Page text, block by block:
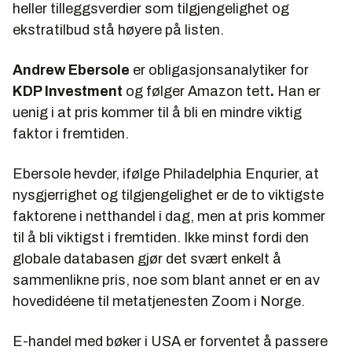
heller tilleggsverdier som tilgjengelighet og
ekstratilbud stå høyere på listen.
Andrew Ebersole er obligasjonsanalytiker for
KDP Investment og følger Amazon tett. Han er
uenig i at pris kommer til å bli en mindre viktig
faktor i fremtiden.
Ebersole hevder, ifølge Philadelphia Enqurier, at
nysgjerrighet og tilgjengelighet er de to viktigste
faktorene i netthandel i dag, men at pris kommer
til å bli viktigst i fremtiden. Ikke minst fordi den
globale databasen gjør det svært enkelt å
sammenlikne pris, noe som blant annet er en av
hovedidéene til metatjenesten Zoom i Norge.
E-handel med bøker i USA er forventet å passere